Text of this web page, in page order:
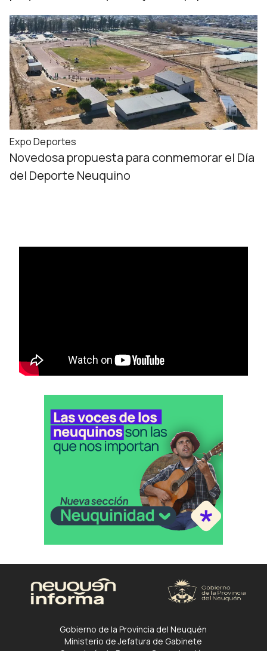
Expo Deportes
Novedosa propuesta para conmemorar el Día
del Deporte Neuquino
Gobierno de la Provincia del Neuquén
Ministerio de Jefatura de Gabinete